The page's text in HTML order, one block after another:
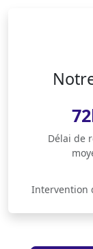
Délai de
Intervention